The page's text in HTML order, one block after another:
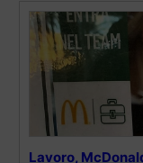
Lavoro,